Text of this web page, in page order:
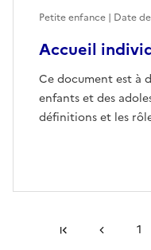
Accueil
Ce document est à
enfants et des
définitions et les
Petite enfance | Date
Première page
Page
1